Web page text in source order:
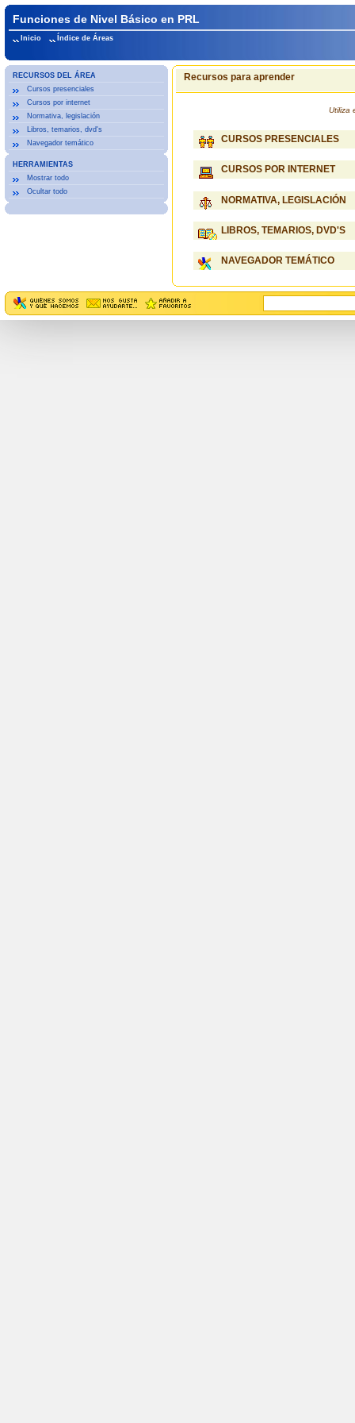
Funciones de Nivel Básico en PRL
Inicio Índice de Áreas
RECURSOS DEL ÁREA
Cursos presenciales
Cursos por internet
Normativa, legislación
Libros, temarios, dvd's
Navegador temático
HERRAMIENTAS
Mostrar todo
Ocultar todo
Recursos para aprender
Utiliza
CURSOS PRESENCIALES
CURSOS POR INTERNET
NORMATIVA, LEGISLACIÓN
LIBROS, TEMARIOS, DVD'S
NAVEGADOR TEMÁTICO